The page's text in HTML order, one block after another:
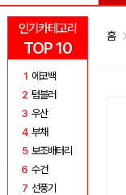
인기카테고리
TOP 10
1 에코백
2 텀블러
3 우산
4 부채
5 보조배터리
6 수건
7 선풍기
홈